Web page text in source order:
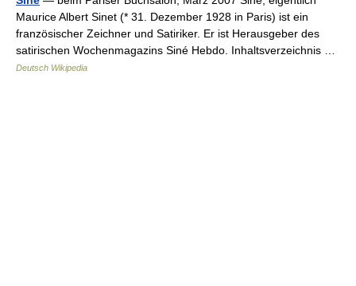
Maurice Albert Sinet (* 31. Dezember 1928 in Paris) ist ein
französischer Zeichner und Satiriker. Er ist Herausgeber des
satirischen Wochenmagazins Siné Hebdo. Inhaltsverzeichnis …
Deutsch Wikipedia